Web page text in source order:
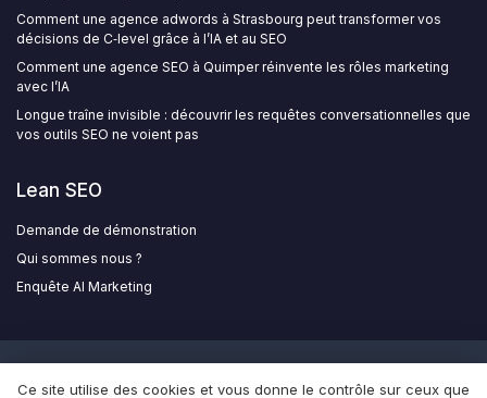
Comment une agence adwords à Strasbourg peut transformer vos
décisions de C‑level grâce à l’IA et au SEO
Comment une agence SEO à Quimper réinvente les rôles marketing
avec l’IA
Longue traîne invisible : découvrir les requêtes conversationnelles que
vos outils SEO ne voient pas
Lean SEO
Demande de démonstration
Qui sommes nous ?
Enquête AI Marketing
Ce site utilise des cookies et vous donne le contrôle sur ceux que